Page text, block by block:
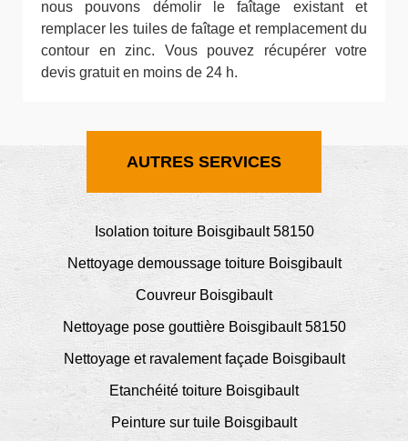
nous pouvons démolir le faîtage existant et
remplacer les tuiles de faîtage et remplacement du
contour en zinc. Vous pouvez récupérer votre
devis gratuit en moins de 24 h.
AUTRES SERVICES
Isolation toiture Boisgibault 58150
Nettoyage demoussage toiture Boisgibault
Couvreur Boisgibault
Nettoyage pose gouttière Boisgibault 58150
Nettoyage et ravalement façade Boisgibault
Etanchéité toiture Boisgibault
Peinture sur tuile Boisgibault